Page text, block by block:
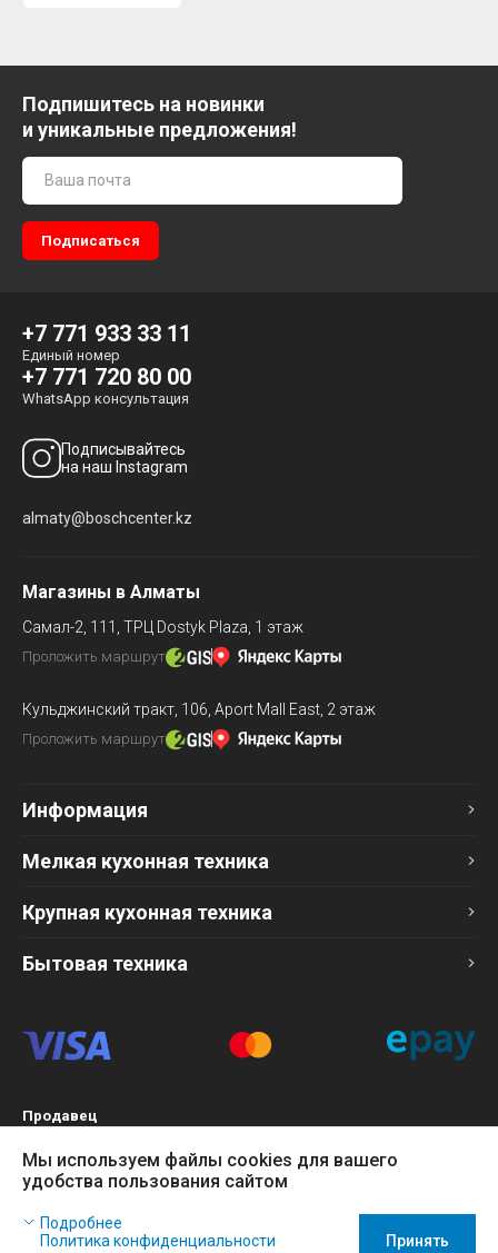
Подпишитесь на новинки
и уникальные предложения!
+7 771 933 33 11
Единый номер
+7 771 720 80 00
WhatsApp консультация
Подписывайтесь
на наш Instagram
almaty@boschcenter.kz
Магазины в Алматы
Самал-2, 111, ТРЦ Dostyk Plaza, 1 этаж
Проложить маршрут
Кульджинский тракт, 106, Aport Mall East, 2 этаж
Проложить маршрут
Информация
Мелкая кухонная техника
Крупная кухонная техника
Бытовая техника
Продавец
БИН 120140015907
Более подробно см. раздел Оферта
Мы используем файлы cookies для вашего
удобства пользования сайтом
Наш сайт использует файлы cookies, чтобы Вы могли
заказать товар в интернет-магазине и позволяет нам
Подробнее
Политика конфиденциальности
Принять